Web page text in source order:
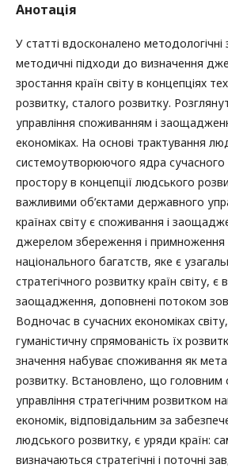
Анотація
У статті вдосконалено методологічні
методичні підходи до визначення
зростання країн світу в концепціях
розвитку, сталого розвитку.
управління споживанням і
економіках. На основі трактування
системоутворюючого ядра сучасного
простору в концепції людського
важливими об’єктами державного
країнах світу є споживання і
джерелом збереження і примноження
національного багатств, яке є
стратегічного розвитку країн світу, є
заощадження, доповнені потоком
Водночас в сучасних економіках
гуманістичну спрямованість їх
значення набуває споживання як
розвитку. Встановлено, що головним
управління стратегічним розвитком
економік, відповідальним за
людського розвитку, є уряди країн:
визначаються стратегічні і поточні